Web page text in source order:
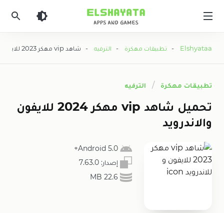
Elshyataa
- تطبيقات مهكرة - الترفيه - شاهد vip مهكر 2023 للايفون و للاندرويد
تطبيقات مهكرة الترفيه
تحميل شاهد vip مهكر 2024 للايفون
والاندرويد
5.0 Android+
إصدار: 7.63.0
22.6 MB